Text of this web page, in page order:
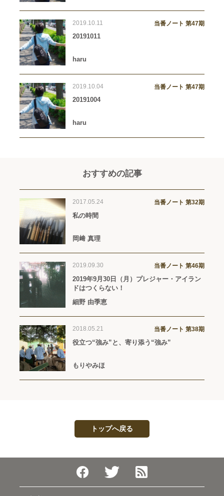
2019.10.11 当番ノート 第47期
20191011
haru
2019.10.04 当番ノート 第47期
20191004
haru
おすすめの記事
2017.05.24 当番ノート 第32期
私の時間
岡﨑 真理
2019.09.30 当番ノート 第46期
2019年9月30日（月）プレジャー・アイラン
ドはつくらない！
細野 由季恵
2018.05.21 当番ノート 第38期
役立つ“強み”と、寄り添う“強み”
もりやみほ
トップへ戻る